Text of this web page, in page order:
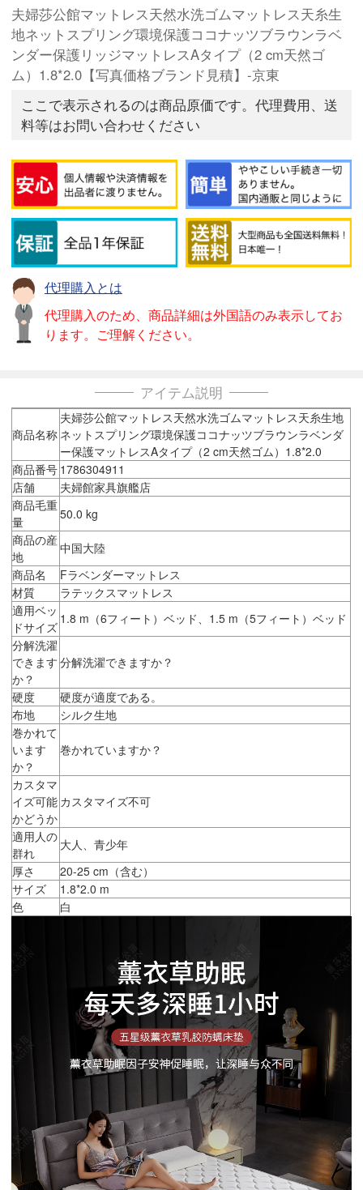
夫婦莎公館マットレス天然水洗ゴムマットレス天糸生
地ネットスプリング環境保護ココナッツブラウンラベ
ンダー保護リッジマットレスAタイプ（2 cm天然ゴ
ム）1.8*2.0【写真価格ブランド見積】-京東
ここで表示されるのは商品原価です。代理費用、送
料等はお問い合わせください
代理購入とは
代理購入のため、商品詳細は外国語のみ表示してお
ります。ご理解ください。
アイテム説明
商品名称
夫婦莎公館マットレス天然水洗ゴムマットレス天糸生地
ネットスプリング環境保護ココナッツブラウンラベンダ
ー保護マットレスAタイプ（2 cm天然ゴム）1.8*2.0
商品番号 1786304911
店舗
夫婦館家具旗艦店
商品毛重
量
50.0 kg
商品の産
地
中国大陸
商品名
Fラベンダーマットレス
材質
ラテックスマットレス
適用ベッ
ドサイズ
1.8 m（6フィート）ベッド、1.5 m（5フィート）ベッド
分解洗濯
できます
か？
分解洗濯できますか？
硬度
硬度が適度である。
布地
シルク生地
巻かれて
います
か？
巻かれていますか？
カスタマ
イズ可能
かどうか
カスタマイズ不可
適用人の
群れ
大人、青少年
厚さ
20-25 cm（含む）
サイズ
1.8*2.0 m
色
白